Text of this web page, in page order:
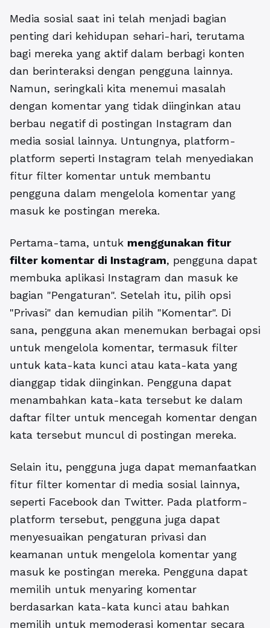
Media sosial saat ini telah menjadi bagian
penting dari kehidupan sehari-hari, terutama
bagi mereka yang aktif dalam berbagi konten
dan berinteraksi dengan pengguna lainnya.
Namun, seringkali kita menemui masalah
dengan komentar yang tidak diinginkan atau
berbau negatif di postingan Instagram dan
media sosial lainnya. Untungnya, platform-
platform seperti Instagram telah menyediakan
fitur filter komentar untuk membantu
pengguna dalam mengelola komentar yang
masuk ke postingan mereka.
Pertama-tama, untuk menggunakan fitur
filter komentar di Instagram, pengguna dapat
membuka aplikasi Instagram dan masuk ke
bagian "Pengaturan". Setelah itu, pilih opsi
"Privasi" dan kemudian pilih "Komentar". Di
sana, pengguna akan menemukan berbagai opsi
untuk mengelola komentar, termasuk filter
untuk kata-kata kunci atau kata-kata yang
dianggap tidak diinginkan. Pengguna dapat
menambahkan kata-kata tersebut ke dalam
daftar filter untuk mencegah komentar dengan
kata tersebut muncul di postingan mereka.
Selain itu, pengguna juga dapat memanfaatkan
fitur filter komentar di media sosial lainnya,
seperti Facebook dan Twitter. Pada platform-
platform tersebut, pengguna juga dapat
menyesuaikan pengaturan privasi dan
keamanan untuk mengelola komentar yang
masuk ke postingan mereka. Pengguna dapat
memilih untuk menyaring komentar
berdasarkan kata-kata kunci atau bahkan
memilih untuk memoderasi komentar secara